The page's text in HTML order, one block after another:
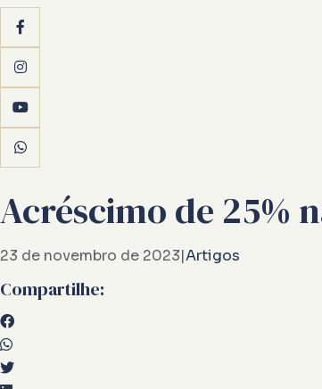
Acréscimo de 25%
23 de novembro de 2023|Artigos
Compartilhe: